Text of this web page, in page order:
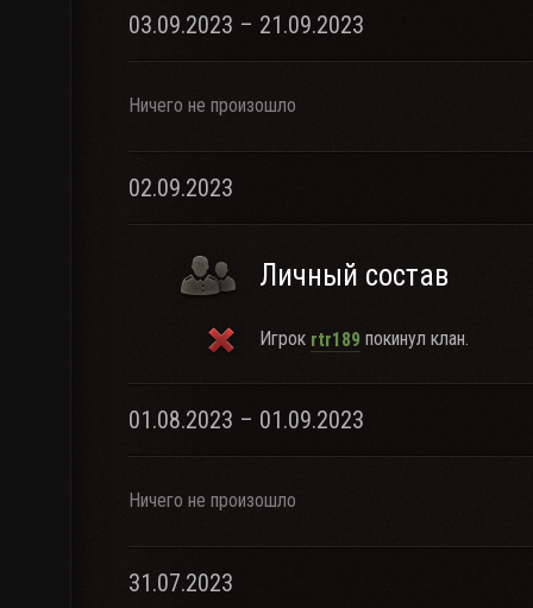
03.09.2023 – 21.09.2023
Ничего не произошло
02.09.2023
Личный состав
Игрок rtr189 покинул клан.
01.08.2023 – 01.09.2023
Ничего не произошло
31.07.2023